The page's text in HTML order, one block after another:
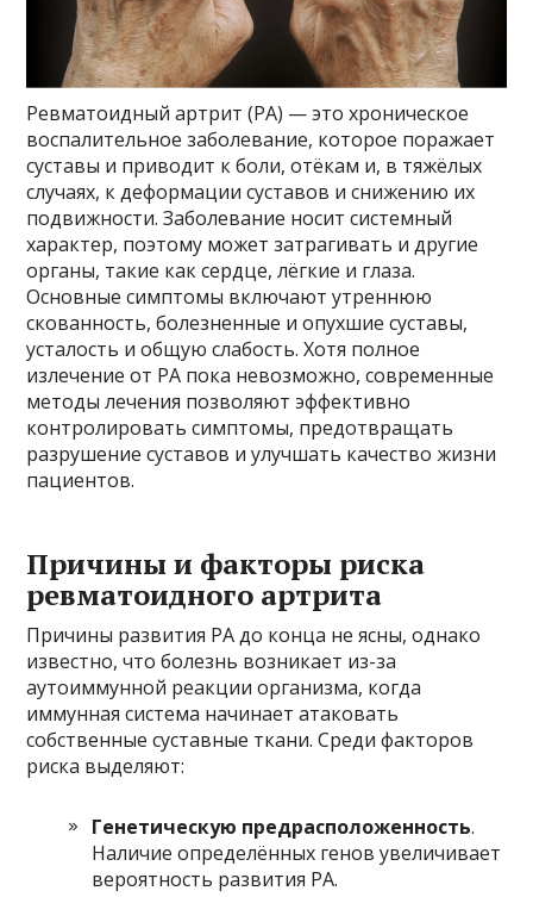
Ревматоидный артрит (РА) — это хроническое
воспалительное заболевание, которое поражает
суставы и приводит к боли, отёкам и, в тяжёлых
случаях, к деформации суставов и снижению их
подвижности. Заболевание носит системный
характер, поэтому может затрагивать и другие
органы, такие как сердце, лёгкие и глаза.
Основные симптомы включают утреннюю
скованность, болезненные и опухшие суставы,
усталость и общую слабость. Хотя полное
излечение от РА пока невозможно, современные
методы лечения позволяют эффективно
контролировать симптомы, предотвращать
разрушение суставов и улучшать качество жизни
пациентов.
Причины и факторы риска
ревматоидного артрита
Причины развития РА до конца не ясны, однако
известно, что болезнь возникает из-за
аутоиммунной реакции организма, когда
иммунная система начинает атаковать
собственные суставные ткани. Среди факторов
риска выделяют:
Генетическую предрасположенность.
Наличие определённых генов увеличивает
вероятность развития РА.